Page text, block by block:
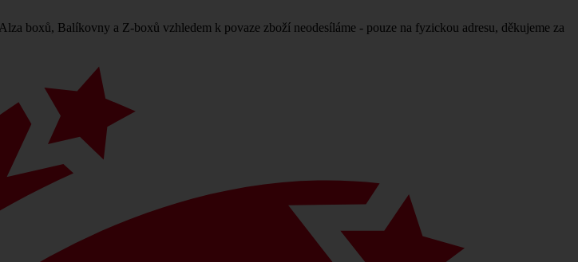
boxů, Balíkovny a Z-boxů vzhledem k povaze zboží neodesíláme - pouze na fyzickou adresu, děkujeme za